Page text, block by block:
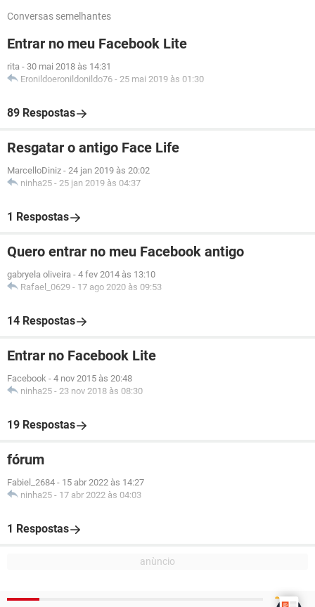
Conversas semelhantes
Entrar no meu Facebook Lite
rita - 30 mai 2018 às 14:31
Eronildoeronildonildo76 - 25 mai 2019 às 01:30
89 Respostas
Resgatar o antigo Face Life
MarcelloDiniz - 24 jan 2019 às 20:02
ninha25 - 25 jan 2019 às 04:37
1 Respostas
Quero entrar no meu Facebook antigo
gabryela oliveira - 4 fev 2014 às 13:10
Rafael_0629 - 17 ago 2020 às 09:53
14 Respostas
Entrar no Facebook Lite
Facebook - 4 nov 2015 às 20:48
ninha25 - 23 nov 2018 às 08:30
19 Respostas
fórum
Fabiel_2684 - 15 abr 2022 às 14:27
ninha25 - 17 abr 2022 às 04:03
1 Respostas